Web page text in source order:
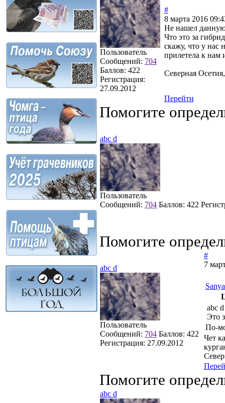
Пользователь
Сообщений: 704
Баллов: 422
Регистрация:
27.09.2012
#
8 марта 2016
Не нашел
Что это за
скажу, что у нас
прилетела к нам
Северная
Перейти
Помогите
abc d
Пользователь
Сообщений: 704 Баллов: 422
Помогите
abc d
Пользователь
Сообщений: 704 Баллов: 422
Регистрация: 27.09.2012
#
7
Sanya
abc
Это
По-
Чет
Помогите
abc d